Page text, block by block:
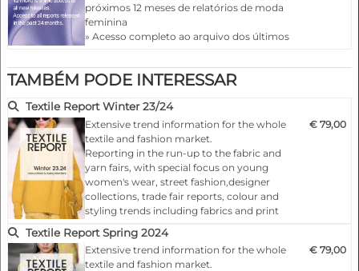
próximos 12 meses de relatórios de moda
feminina
» Acesso completo ao arquivo dos últimos
» Baixe até 5 números completos em PDF
de sua escolha
TAMBÉM PODE INTERESSAR
Textile Report Winter 23/24
Extensive trend information for the whole
textile and fashion market.
Reporting in the run-up to the fabric and
yarn fairs, with special focus on young
women's wear, street fashion,designer
collections, trade fair reports, colour and
styling trends including fabrics and print
Highlights:
- A condensed survey on trends and markets
€ 79,00
Textile Report Spring 2024
Extensive trend information for the whole
textile and fashion market.
€ 79,00